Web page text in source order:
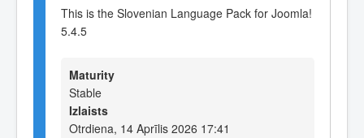
This is the Slovenian Language Pack for Joomla!
5.4.5
Maturity
Stable
Izlaists
Otrdiena, 14 Aprīlis 2026 17:41